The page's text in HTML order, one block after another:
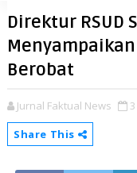
Direktur RSUD
Berobat
Jurnal Faktual News
Share This